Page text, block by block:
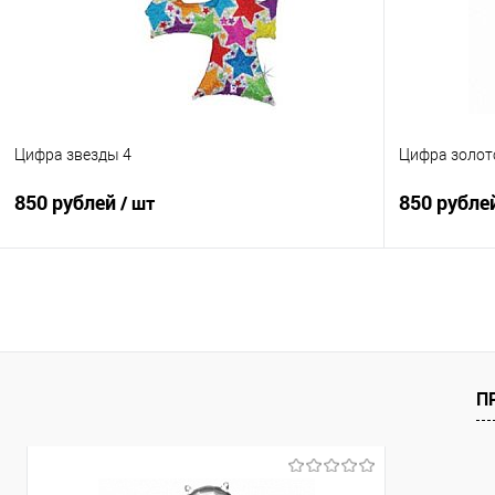
Цифра звезды 4
850 рублей/ шт
Купить в 1 клик
Сравнение
Цифра
850
Купить в 1
В